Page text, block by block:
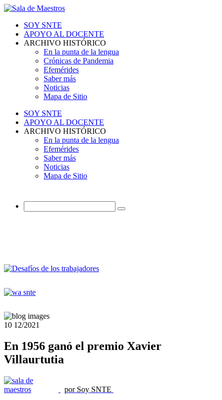
SOY SNTE
APOYO AL DOCENTE
ARCHIVO HISTÓRICO
En la punta de la lengua
Crónicas de Pandemia
Efemérides
Saber más
Noticias
Mapa de Sitio
SOY SNTE
APOYO AL DOCENTE
ARCHIVO HISTÓRICO
En la punta de la lengua
Efemérides
Saber más
Noticias
Mapa de Sitio
10 12/2021
En 1956 ganó el premio Xavier
Villaurtutia
por Soy SNTE